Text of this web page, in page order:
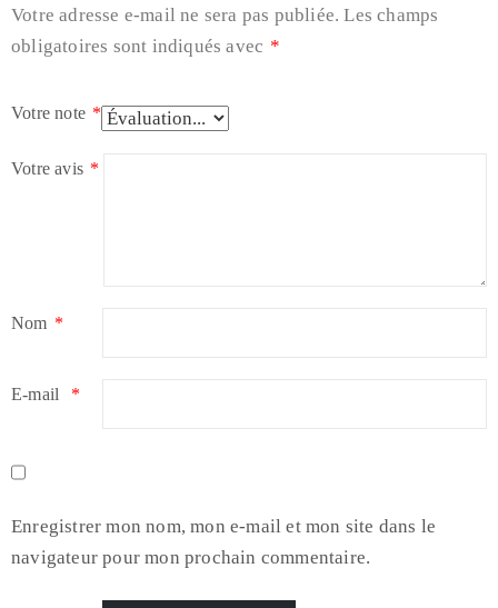
Votre adresse e-mail ne sera pas publiée. Les champs
obligatoires sont indiqués avec *
Votre note *
Votre avis *
Nom *
E-mail *
Enregistrer mon nom, mon e-mail et mon site dans le
navigateur pour mon prochain commentaire.